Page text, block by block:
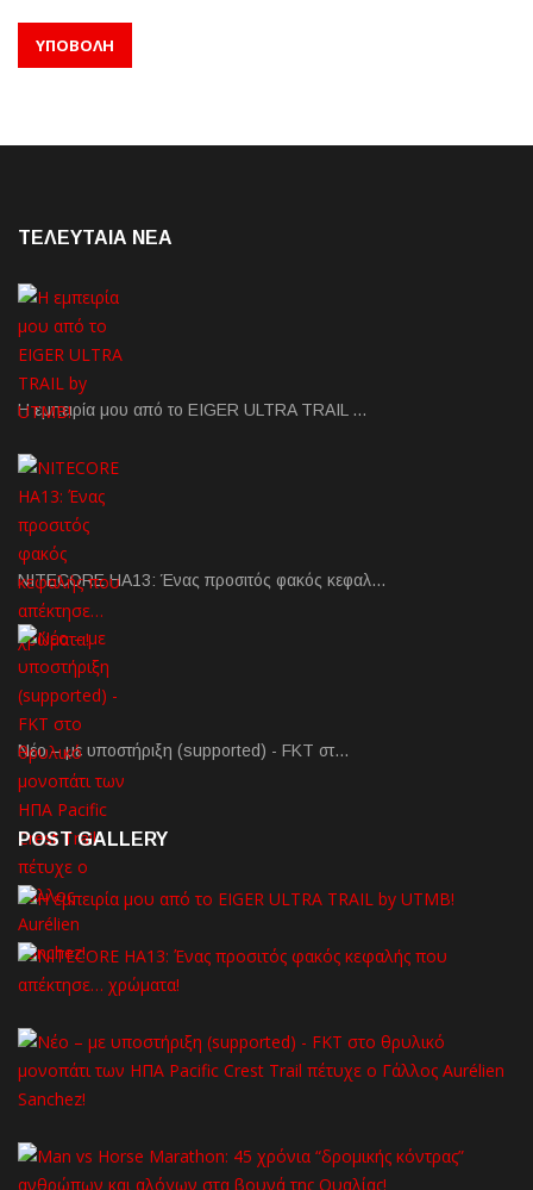
ΥΠΟΒΟΛΉ
ΤΕΛΕΥΤΑΙΑ NEA
Η εμπειρία μου από το EIGER ULTRA TRAIL …
NITECORE HA13: Ένας προσιτός φακός κεφαλ…
Νέο – με υποστήριξη (supported) - FKT στ…
POST GALLERY